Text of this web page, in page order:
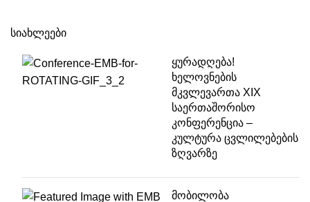
სიახლეები
ყურადღება!
ხელოვნების
მკვლევართა XIX
საერთაშორისო
კონფერენცია –
კულტურა ცვლილებების
ზღვარზე
მობილობა